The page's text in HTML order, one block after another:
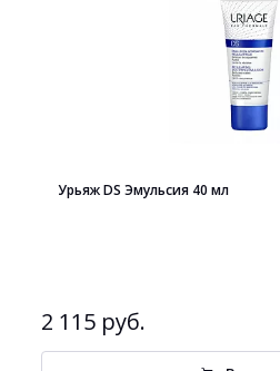
Урьяж DS Эмульсия 40 мл
2 115 руб.